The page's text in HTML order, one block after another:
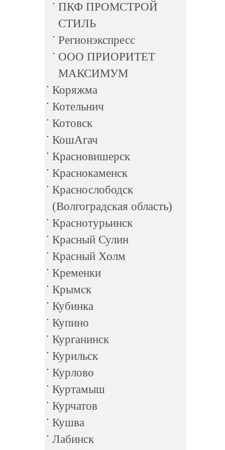
ПКФ ПРОМСТРОЙ
СТИЛЬ
Регионэкспресс
ООО ПРИОРИТЕТ
МАКСИМУМ
Коряжма
Котельнич
Котовск
КошАгач
Красновишерск
Краснокаменск
Краснослободск
(Волгоградская область)
Краснотурьинск
Красный Сулин
Красный Холм
Кременки
Крымск
Кубинка
Купино
Курганинск
Курильск
Курлово
Куртамыш
Курчатов
Кушва
Лабинск